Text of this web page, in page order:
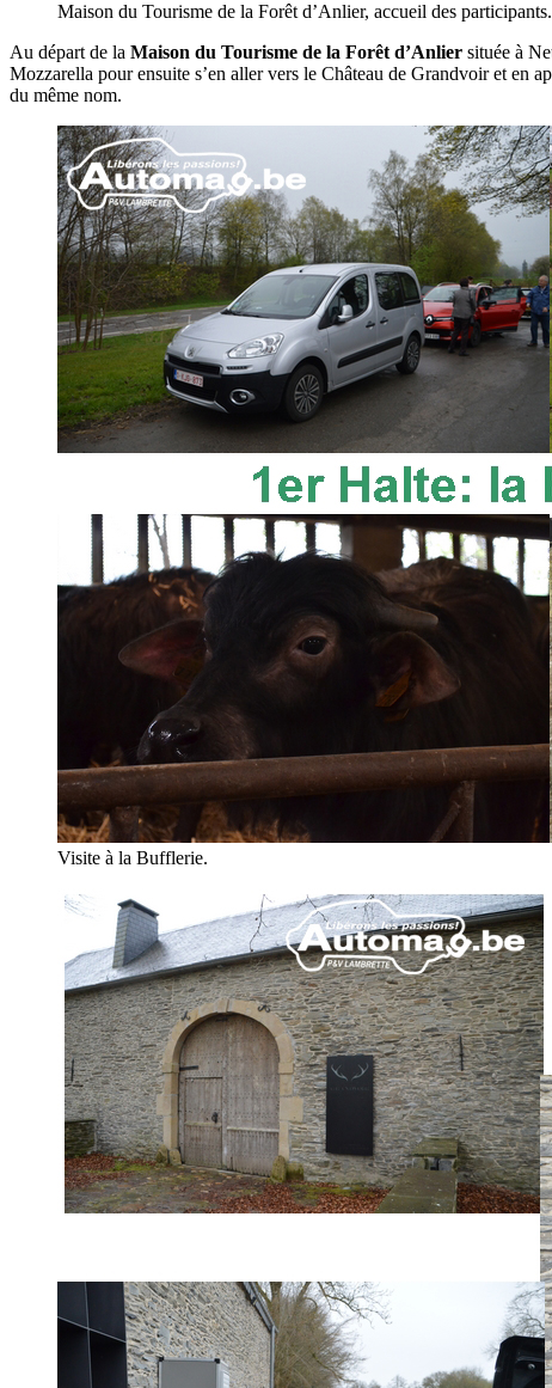
Maison du Tourisme de la Forêt d’Anlier, accueil des participants.
Au départ de la Maison du Tourisme de la Forêt d’Anlier située à
Mozzarella pour ensuite s’en aller vers le Château de Grandvoir et en
du même nom.
Visite à la Bufflerie.